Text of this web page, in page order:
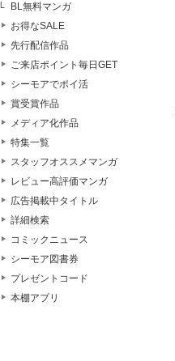
BL無料マンガ
お得なSALE
先行配信作品
ご来店ポイント毎日GET
シーモアでポイ活
賞受賞作品
メディア化作品
特集一覧
スタッフオススメマンガ
レビュー高評価マンガ
広告掲載中タイトル
詳細検索
コミックニュース
シーモア図書券
プレゼントコード
本棚アプリ